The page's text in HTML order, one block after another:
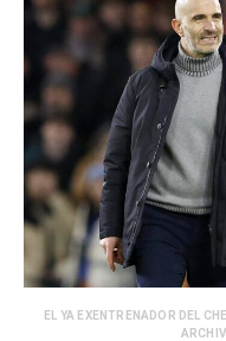
EL YA EXENTRENADOR DEL